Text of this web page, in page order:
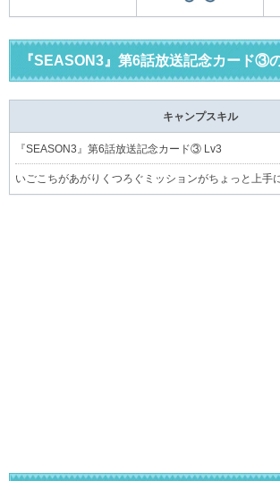
『SEASON3』第6話放送記念カード③
キャンプスキル
『SEASON3』第6話放送記念カード③ Lv3
いごこちがあがりくつろぐミッションがちょっと上手